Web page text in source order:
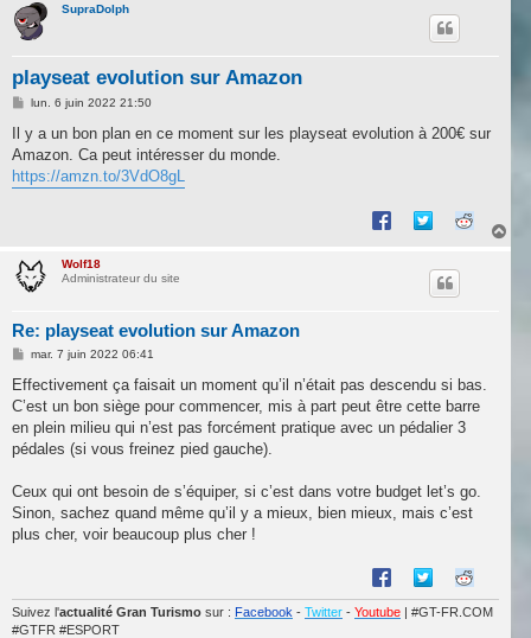
SupraDolph
playseat evolution sur Amazon
M
s
s
a
g
e
lun. 6 juin 2022 21:50
Il y a un bon plan en ce moment sur les playseat evolution à 200€ sur
Amazon. Ca peut intéresser du monde.
https://amzn.to/3VdO8gL
Wolf18
Administrateur du site
Re: playseat evolution sur Amazon
M
s
a
g
mar. 7 juin 2022 06:41
Effectivement ça faisait un moment qu’il n’était pas descendu si bas.
C’est un bon siège pour commencer, mis à part peut être cette barre
en plein milieu qui n’est pas forcément pratique avec un pédalier 3
pédales (si vous freinez pied gauche).
Ceux qui ont besoin de s’équiper, si c’est dans votre budget let’s go.
Sinon, sachez quand même qu’il y a mieux, bien mieux, mais c’est
plus cher, voir beaucoup plus cher !
Suivez l'actualité Gran Turismo sur : Facebook - Twitter - Youtube | #GT-FR.COM
#GTFR #ESPORT